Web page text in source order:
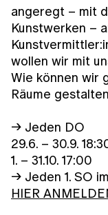
angeregt – mit
Kunstwerken –
wollen wir mit
Wie können wir
Räume
→ Jeden DO
29.6. – 30.9.
1. – 31.10. 17:00
→ Jeden 1. SO
HIER